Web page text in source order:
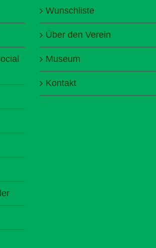
Wunschliste
Über den Verein
Museum
Kontakt